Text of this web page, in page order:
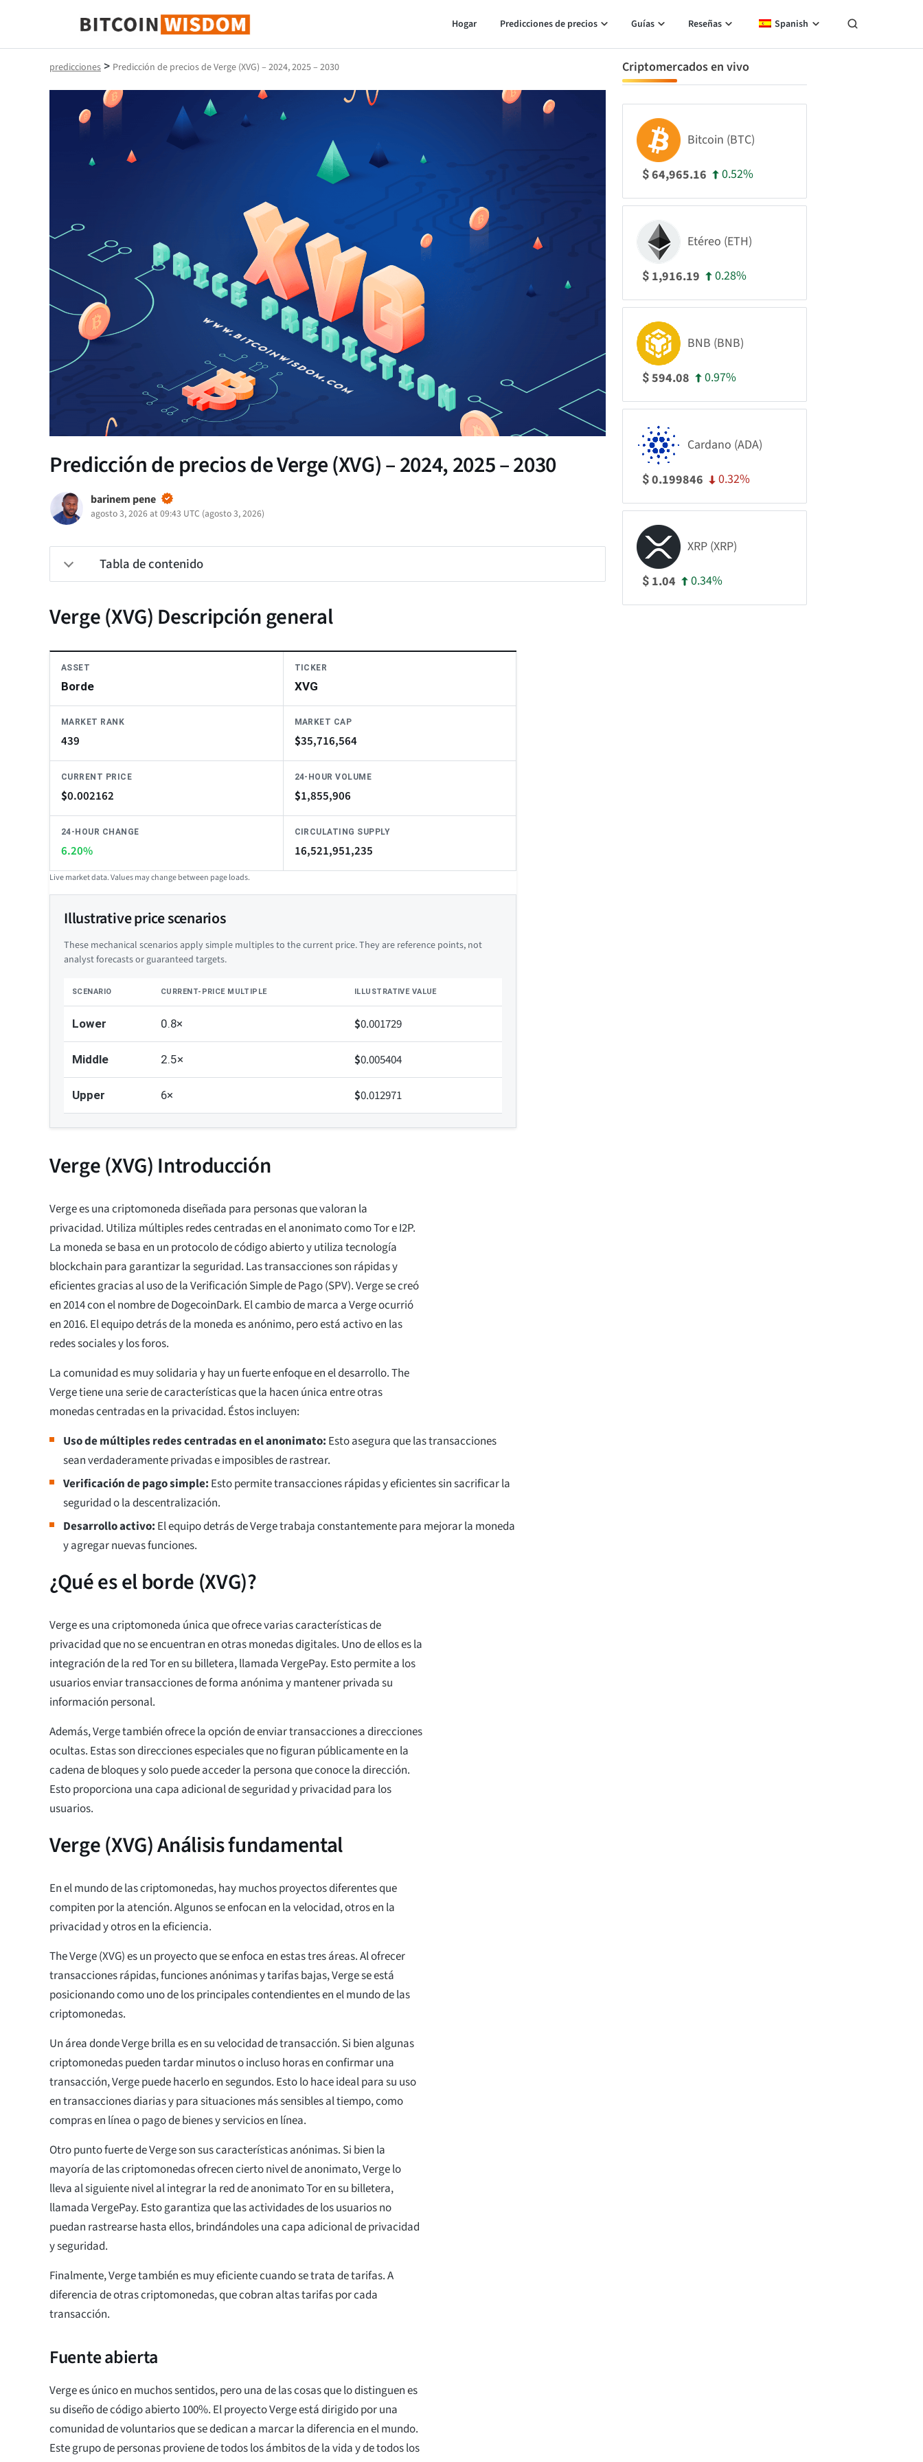
Sabiduría de Bitcoin
Hogar Predicciones de precios Guías Reseñas Spanish
predicciones > Predicción de precios de Verge (XVG) – 2024, 2025 – 2030
Predicción de precios de Verge (XVG) – 2024, 2025 – 2030
barinem pene
agosto 3, 2026 at 09:43 UTC (agosto 3, 2026)
Tabla de contenido
Verge (XVG) Descripción general
ASSET
Borde
TICKER
XVG
MARKET RANK
439
MARKET CAP
$35,716,564
CURRENT PRICE
$0.002162
24-HOUR VOLUME
$1,855,906
24-HOUR CHANGE
6.20%
CIRCULATING SUPPLY
16,521,951,235
Live market data. Values may change between page loads.
Illustrative price scenarios
These mechanical scenarios apply simple multiples to the current price. They are reference points, not
analyst forecasts or guaranteed targets.
SCENARIO CURRENT-PRICE MULTIPLE ILLUSTRATIVE VALUE
Lower 0.8× $0.001729
Middle 2.5× $0.005404
Upper 6× $0.012971
Verge (XVG) Introducción
Verge es una criptomoneda diseñada para personas que valoran la
privacidad. Utiliza múltiples redes centradas en el anonimato como Tor e I2P.
La moneda se basa en un protocolo de código abierto y utiliza tecnología
blockchain para garantizar la seguridad. Las transacciones son rápidas y
eficientes gracias al uso de la Verificación Simple de Pago (SPV). Verge se creó
en 2014 con el nombre de DogecoinDark. El cambio de marca a Verge ocurrió
en 2016. El equipo detrás de la moneda es anónimo, pero está activo en las
redes sociales y los foros.
La comunidad es muy solidaria y hay un fuerte enfoque en el desarrollo. The
Verge tiene una serie de características que la hacen única entre otras
monedas centradas en la privacidad. Éstos incluyen:
Uso de múltiples redes centradas en el anonimato: Esto asegura que las transacciones
sean verdaderamente privadas e imposibles de rastrear.
Verificación de pago simple: Esto permite transacciones rápidas y eficientes sin sacrificar la
seguridad o la descentralización.
Desarrollo activo: El equipo detrás de Verge trabaja constantemente para mejorar la moneda
y agregar nuevas funciones.
¿Qué es el borde (XVG)?
Verge es una criptomoneda única que ofrece varias características de
privacidad que no se encuentran en otras monedas digitales. Uno de ellos es la
integración de la red Tor en su billetera, llamada VergePay. Esto permite a los
usuarios enviar transacciones de forma anónima y mantener privada su
información personal.
Además, Verge también ofrece la opción de enviar transacciones a direcciones
ocultas. Estas son direcciones especiales que no figuran públicamente en la
cadena de bloques y solo puede acceder la persona que conoce la dirección.
Esto proporciona una capa adicional de seguridad y privacidad para los
usuarios.
Verge (XVG) Análisis fundamental
En el mundo de las criptomonedas, hay muchos proyectos diferentes que
compiten por la atención. Algunos se enfocan en la velocidad, otros en la
privacidad y otros en la eficiencia.
The Verge (XVG) es un proyecto que se enfoca en estas tres áreas. Al ofrecer
transacciones rápidas, funciones anónimas y tarifas bajas, Verge se está
posicionando como uno de los principales contendientes en el mundo de las
criptomonedas.
Un área donde Verge brilla es en su velocidad de transacción. Si bien algunas
criptomonedas pueden tardar minutos o incluso horas en confirmar una
transacción, Verge puede hacerlo en segundos. Esto lo hace ideal para su uso
en transacciones diarias y para situaciones más sensibles al tiempo, como
compras en línea o pago de bienes y servicios en línea.
Otro punto fuerte de Verge son sus características anónimas. Si bien la
mayoría de las criptomonedas ofrecen cierto nivel de anonimato, Verge lo
lleva al siguiente nivel al integrar la red de anonimato Tor en su billetera,
llamada VergePay. Esto garantiza que las actividades de los usuarios no
puedan rastrearse hasta ellos, brindándoles una capa adicional de privacidad
y seguridad.
Finalmente, Verge también es muy eficiente cuando se trata de tarifas. A
diferencia de otras criptomonedas, que cobran altas tarifas por cada
transacción.
Fuente abierta
Verge es único en muchos sentidos, pero una de las cosas que lo distinguen es
su diseño de código abierto 100%. El proyecto Verge está dirigido por una
comunidad de voluntarios que se dedican a marcar la diferencia en el mundo.
Este grupo de personas proviene de todos los ámbitos de la vida y de todos los
Criptomercados en vivo
Bitcoin (BTC)
$64,965.16 0.52%
Etéreo (ETH)
$ 1,916.19 0.28%
BNB (BNB)
$594.08 0.97%
Cardano (ADA)
$0.199846 0.32%
XRP (XRP)
$ 1.04 0.34%